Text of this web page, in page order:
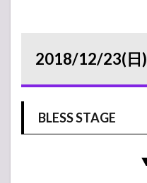
2018/12/23(日)
BLESS STAGE